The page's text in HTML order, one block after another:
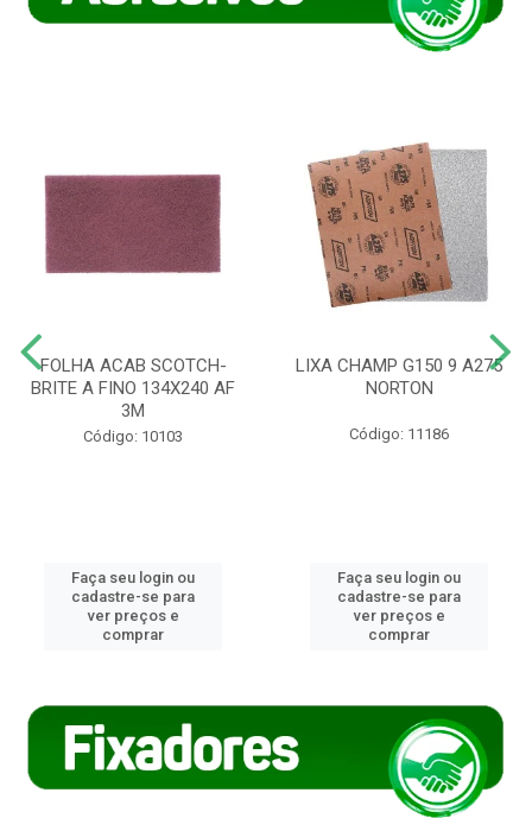
FOLHA ACAB SCOTCH-
BRITE A FINO 134X240 AF
3M
Código: 10103
Faça seu login ou
cadastre-se para
ver preços e
comprar
LIXA CHAMP G150 9 A275
NORTON
Código: 11186
Faça seu login ou
cadastre-se para
ver preços e
comprar